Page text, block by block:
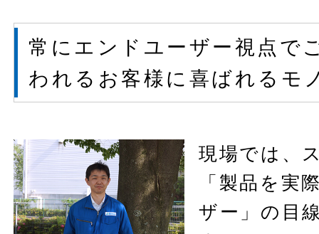
常にエンドユーザー視点で
われるお客様に喜ばれるモ
現場では、
「製品を実
ザー」の目